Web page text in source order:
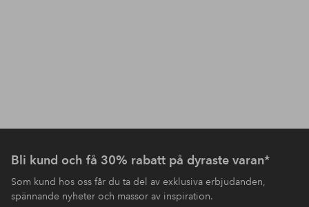
Bli kund och få 30% rabatt på dyraste varan*
Som kund hos oss får du ta del av exklusiva erbjudanden,
spännande nyheter och massor av inspiration.